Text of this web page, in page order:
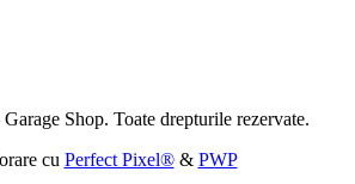
Shop. Toate drepturile rezervate.
cu Perfect Pixel®& PWP